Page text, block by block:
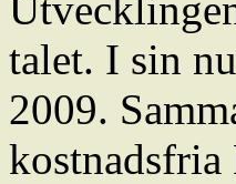
talet. I sin
2009.